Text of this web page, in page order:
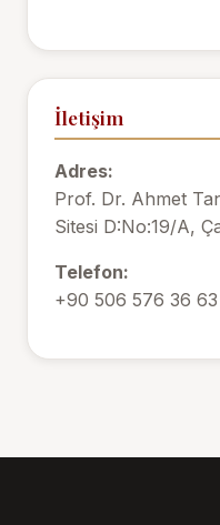
İletişim
Adres:
Prof. Dr. Ahmet
Sitesi D:No:19/A,
Telefon:
+90 506 576 36 63